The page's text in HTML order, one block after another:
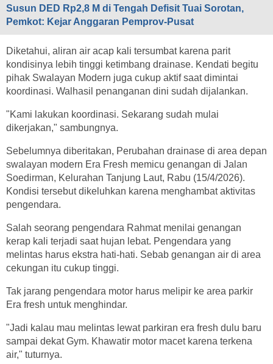
Susun DED Rp2,8 M di Tengah Defisit Tuai Sorotan,
Pemkot: Kejar Anggaran Pemprov-Pusat
Diketahui, aliran air acap kali tersumbat karena parit
kondisinya lebih tinggi ketimbang drainase. Kendati begitu
pihak Swalayan Modern juga cukup aktif saat dimintai
koordinasi. Walhasil penanganan dini sudah dijalankan.
"Kami lakukan koordinasi. Sekarang sudah mulai
dikerjakan," sambungnya.
Sebelumnya diberitakan, Perubahan drainase di area depan
swalayan modern Era Fresh memicu genangan di Jalan
Soedirman, Kelurahan Tanjung Laut, Rabu (15/4/2026).
Kondisi tersebut dikeluhkan karena menghambat aktivitas
pengendara.
Salah seorang pengendara Rahmat menilai genangan
kerap kali terjadi saat hujan lebat. Pengendara yang
melintas harus ekstra hati-hati. Sebab genangan air di area
cekungan itu cukup tinggi.
Tak jarang pengendara motor harus melipir ke area parkir
Era fresh untuk menghindar.
"Jadi kalau mau melintas lewat parkiran era fresh dulu baru
sampai dekat Gym. Khawatir motor macet karena terkena
air," tuturnya.